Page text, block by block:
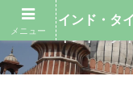
メニュー
インド・タ